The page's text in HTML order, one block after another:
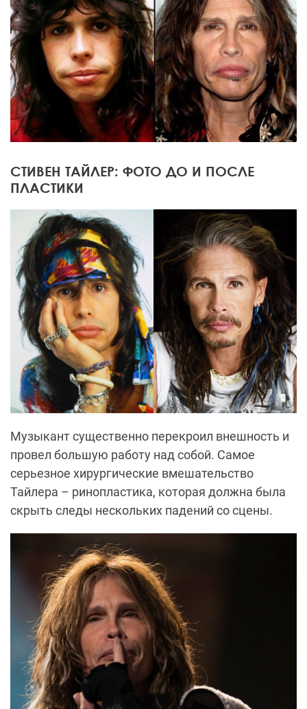
СТИВЕН ТАЙЛЕР: ФОТО ДО И ПОСЛЕ
ПЛАСТИКИ
Музыкант существенно перекроил внешность и
провел большую работу над собой. Самое
серьезное хирургические вмешательство
Тайлера – ринопластика, которая должна была
скрыть следы нескольких падений со сцены.